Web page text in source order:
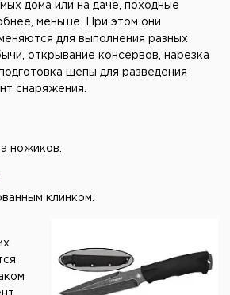
дома или на даче, походные
меньше. При этом они
для выполнения разных
открывание консервов, нарезка
щепы для разведения
снаряжения.
ножиков:
клинком.